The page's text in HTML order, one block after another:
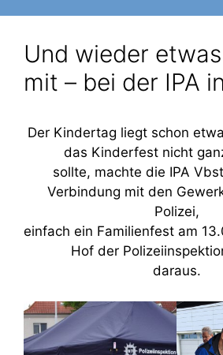
Und wieder
mit – bei der IPA
Der Kindertag liegt schon
das Kinderfest nicht
sollte, machte die IPA
Verbindung mit den
Polizei,
einfach ein Familienfest am
Hof der
daraus.